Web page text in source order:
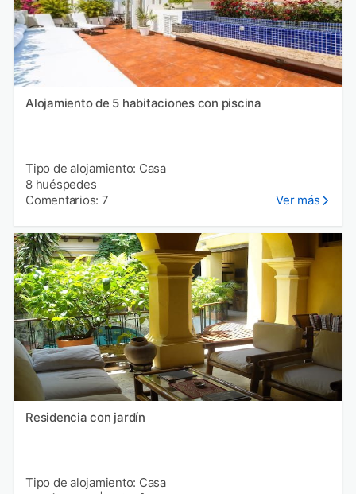
Alojamiento de 5 habitaciones con piscina
Tipo de alojamiento: Casa
8 huéspedes
Comentarios: 7
Ver más
Residencia con jardín
Tipo de alojamiento: Casa